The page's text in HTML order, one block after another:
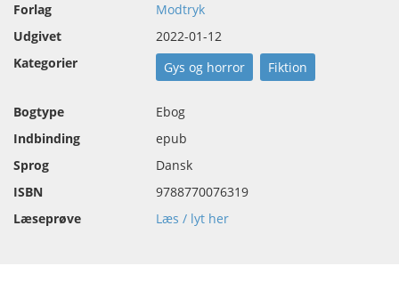
Forlag
Modtryk
Udgivet
2022-01-12
Kategorier
Gys og horror Fiktion
Bogtype
Ebog
Indbinding
epub
Sprog
Dansk
ISBN
9788770076319
Læseprøve
Læs / lyt her